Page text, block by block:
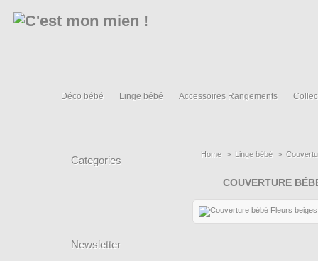
Déco bébé Linge bébé Accessoires Rangements
Categories
Newsletter
Home > Linge bébé >
COUVERTURE